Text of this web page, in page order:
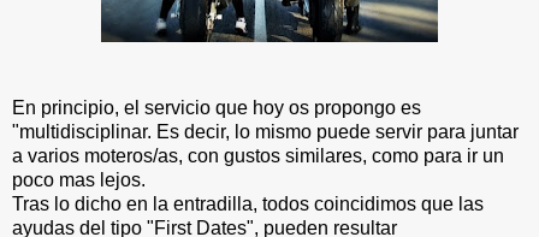
En principio, el servicio que hoy os propongo es
"multidisciplinar. Es decir, lo mismo puede servir para juntar
a varios moteros/as, con gustos similares, como para ir un
poco mas lejos.
Tras lo dicho en la entradilla, todos coincidimos que las
ayudas del tipo "First Dates", pueden resultar